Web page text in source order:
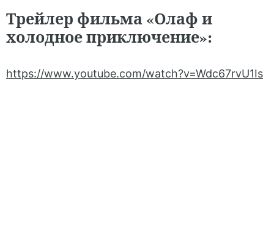
Трейлер фильма «Олаф и
холодное приключение»:
https://www.youtube.com/watch?v=Wdc67rvU1Is